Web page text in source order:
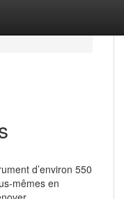
d’environ 550
mêmes en